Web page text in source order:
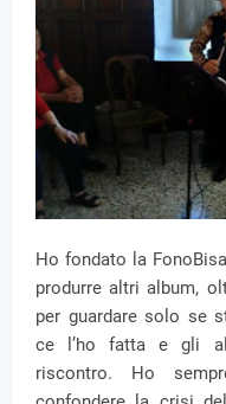
Ho fondato la
produrre altri album,
per guardare solo se
ce l’ho fatta e gli
riscontro. Ho